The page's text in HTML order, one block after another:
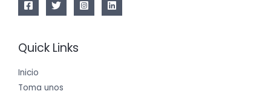
Quick Links
Inicio
Toma unos